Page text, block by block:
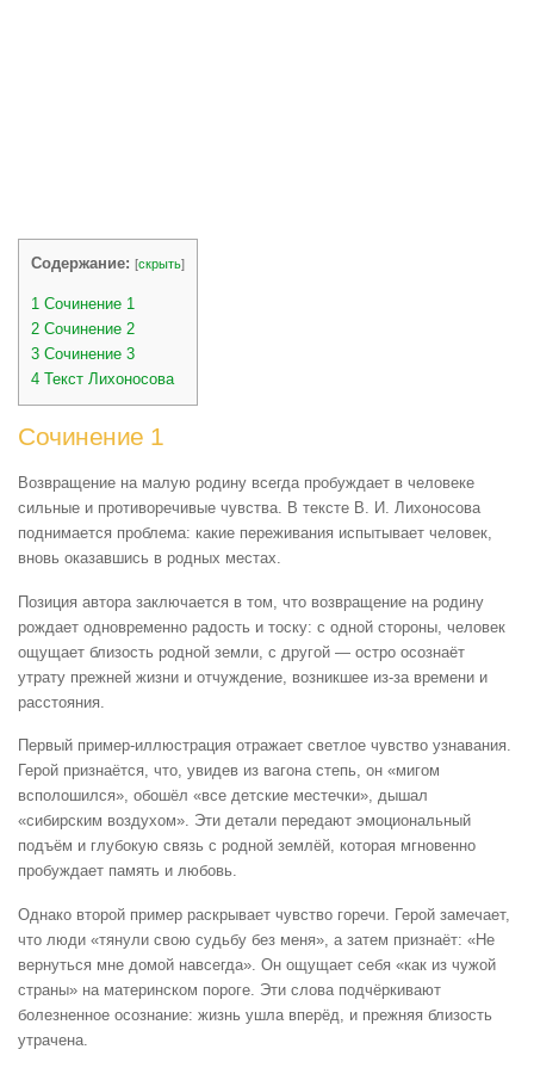
Содержание: [скрыть]
1 Сочинение 1
2 Сочинение 2
3 Сочинение 3
4 Текст Лихоносова
Сочинение 1
Возвращение на малую родину всегда пробуждает в человеке
сильные и противоречивые чувства. В тексте В. И. Лихоносова
поднимается проблема: какие переживания испытывает человек,
вновь оказавшись в родных местах.
Позиция автора заключается в том, что возвращение на родину
рождает одновременно радость и тоску: с одной стороны, человек
ощущает близость родной земли, с другой — остро осознаёт
утрату прежней жизни и отчуждение, возникшее из-за времени и
расстояния.
Первый пример-иллюстрация отражает светлое чувство узнавания.
Герой признаётся, что, увидев из вагона степь, он «мигом
всполошился», обошёл «все детские местечки», дышал
«сибирским воздухом». Эти детали передают эмоциональный
подъём и глубокую связь с родной землёй, которая мгновенно
пробуждает память и любовь.
Однако второй пример раскрывает чувство горечи. Герой замечает,
что люди «тянули свою судьбу без меня», а затем признаёт: «Не
вернуться мне домой навсегда». Он ощущает себя «как из чужой
страны» на материнском пороге. Эти слова подчёркивают
болезненное осознание: жизнь ушла вперёд, и прежняя близость
утрачена.